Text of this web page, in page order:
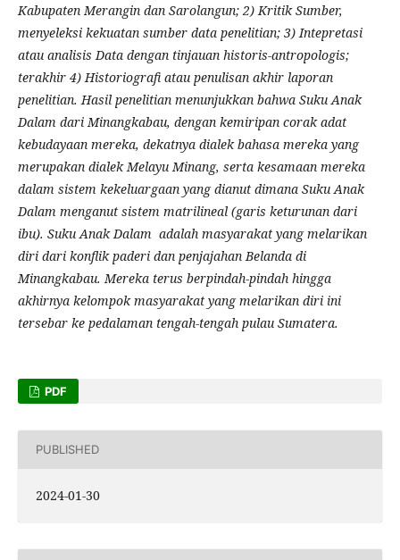
Kabupaten Merangin dan Sarolangun; 2) Kritik Sumber,
menyeleksi kekuatan sumber data penelitian; 3) Intepretasi
atau analisis Data dengan tinjauan historis-antropologis;
terakhir 4) Historiografi atau penulisan akhir laporan
penelitian. Hasil penelitian menunjukkan bahwa Suku Anak
Dalam dari Minangkabau, dengan kemiripan corak adat
kebudayaan mereka, dekatnya dialek bahasa mereka yang
merupakan dialek Melayu Minang, serta kesamaan mereka
dalam sistem kekeluargaan yang dianut dimana Suku Anak
Dalam menganut sistem matrilineal (garis keturunan dari
ibu). Suku Anak Dalam adalah masyarakat yang melarikan
diri dari konflik paderi dan penjajahan Belanda di
Minangkabau. Mereka terus berpindah-pindah hingga
akhirnya kelompok masyarakat yang melarikan diri ini
tersebar ke pedalaman tengah-tengah pulau Sumatera.
PDF
PUBLISHED
2024-01-30